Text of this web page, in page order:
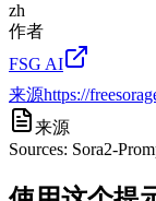
zh
作者
FSG AI
来源https://
来源
Sources: Sora2-